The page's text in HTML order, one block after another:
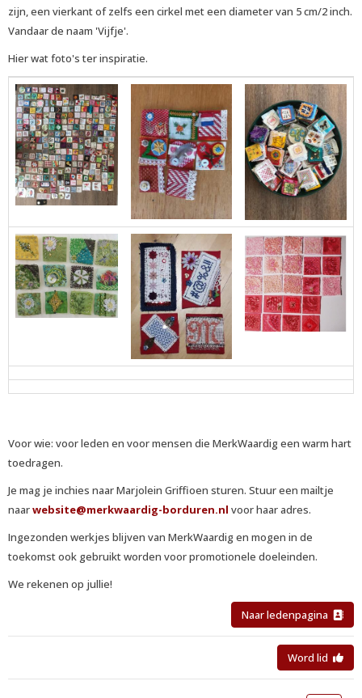
zijn, een vierkant of zelfs een cirkel met een diameter van 5 cm/2 inch.
Vandaar de naam 'Vijfje'.
Hier wat foto's ter inspiratie.
Voor wie: voor leden en voor mensen die MerkWaardig een warm hart
toedragen.
Je mag je inchies naar Marjolein Griffioen sturen. Stuur een mailtje
naaretisbew@merkwaardig-borduren.nl voor haar adres.
Ingezonden werkjes blijven van MerkWaardig en mogen in de
toekomst ook gebruikt worden voor promotionele doeleinden.
We rekenen op jullie!
Naar ledenpagina
Word lid